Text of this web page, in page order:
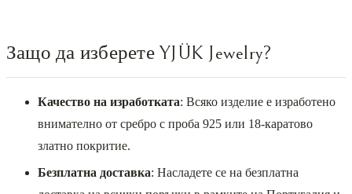
Защо да изберете YJÜK Jewelry?
Качество на изработката: Всяко изделие е изработено
внимателно от сребро с проба 925 или 18-каратово
златно покритие.
Безплатна доставка: Насладете се на безплатна